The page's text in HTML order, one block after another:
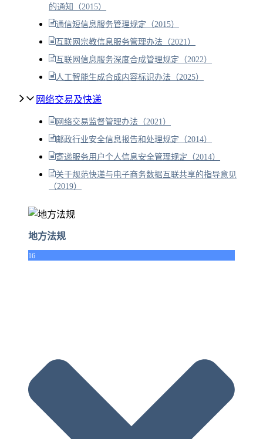
的通知（2015）
通信短信息服务管理规定（2015）
互联网宗教信息服务管理办法（2021）
互联网信息服务深度合成管理规定（2022）
人工智能生成合成内容标识办法（2025）
网络交易及快递
网络交易监督管理办法（2021）
邮政行业安全信息报告和处理规定（2014）
寄递服务用户个人信息安全管理规定（2014）
关于规范快递与电子商务数据互联共享的指导意见
（2019）
地方法规
16